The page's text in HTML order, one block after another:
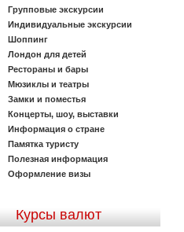
Групповые экскурсии
Индивидуальные экскурсии
Шоппинг
Лондон для детей
Рестораны и бары
Мюзиклы и театры
Замки и поместья
Концерты, шоу, выставки
Информация о стране
Памятка туристу
Полезная информация
Оформление визы
Курсы валют